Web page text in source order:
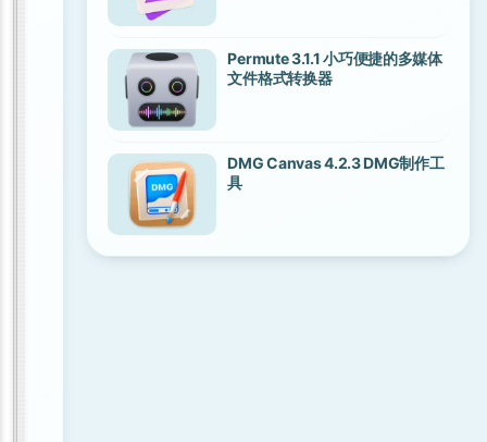
Permute 3.1.1 小巧便捷的多媒体
文件格式转换器
DMG Canvas 4.2.3 DMG制作工
具